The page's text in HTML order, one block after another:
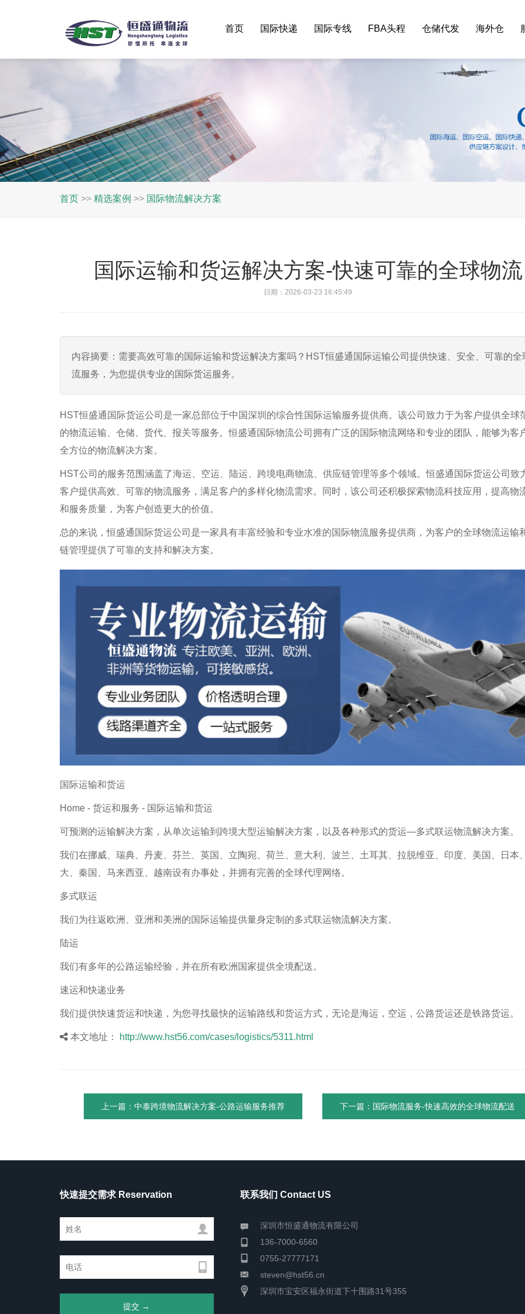
首页 国际快递 国际专线 FBA头程 仓储代发 海外仓
首页 >> 精选案例 >> 国际物流解决方案
国际运输和货运解决方案-快速可靠的全球物流
日期：2026-03-23 16:45:49
内容摘要：需要高效可靠的国际运输和货运解决方案吗？HST恒盛通国际运输公司提供快速、安全、可靠的全
流服务，为您提供专业的国际货运服务。
HST恒盛通国际货运公司是一家总部位于中国深圳的综合性国际运输服务提供商。该公司致力于为客户提供全球
的物流运输、仓储、货代、报关等服务。恒盛通国际物流公司拥有广泛的国际物流网络和专业的团队，能够为客
全方位的物流解决方案。
HST公司的服务范围涵盖了海运、空运、陆运、跨境电商物流、供应链管理等多个领域。恒盛通国际货运公司致
客户提供高效、可靠的物流服务，满足客户的多样化物流需求。同时，该公司还积极探索物流科技应用，提高物
和服务质量，为客户创造更大的价值。
总的来说，恒盛通国际货运公司是一家具有丰富经验和专业水准的国际物流服务提供商，为客户的全球物流运输
链管理提供了可靠的支持和解决方案。
国际运输和货运
Home - 货运和服务 - 国际运输和货运
可预测的运输解决方案，从单次运输到跨境大型运输解决方案，以及各种形式的货运—多式联运物流解决方案。
我们在挪威、瑞典、丹麦、芬兰、英国、立陶宛、荷兰、意大利、波兰、土耳其、拉脱维亚、印度、美国、日本
大、秦国、马来西亚、越南设有办事处，并拥有完善的全球代理网络。
多式联运
我们为往返欧洲、亚洲和美洲的国际运输提供量身定制的多式联运物流解决方案。
陆运
我们有多年的公路运输经验，并在所有欧洲国家提供全境配送。
速运和快递业务
我们提供快速货运和快递，为您寻找最快的运输路线和货运方式，无论是海运，空运，公路货运还是铁路货运。
本文地址： http://www.hst56.com/cases/logistics/5311.html
上一篇：中泰跨境物流解决方案-公路运输服务推荐 下一篇：国际物流服务-快速高效的全球物流配送
快速提交需求 Reservation 联系我们 Contact US
深圳市恒盛通物流有限公司
136-7000-6560
0755-27777171
steven@hst56.cn
深圳市宝安区福永街道下十围路31号355